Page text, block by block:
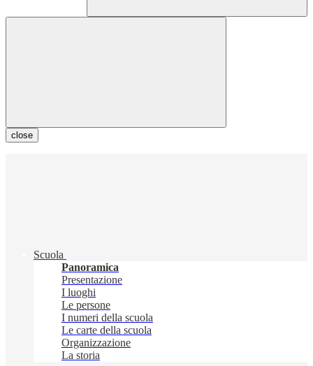
close
Scuola
Panoramica
Presentazione
I luoghi
Le persone
I numeri della scuola
Le carte della scuola
Organizzazione
La storia